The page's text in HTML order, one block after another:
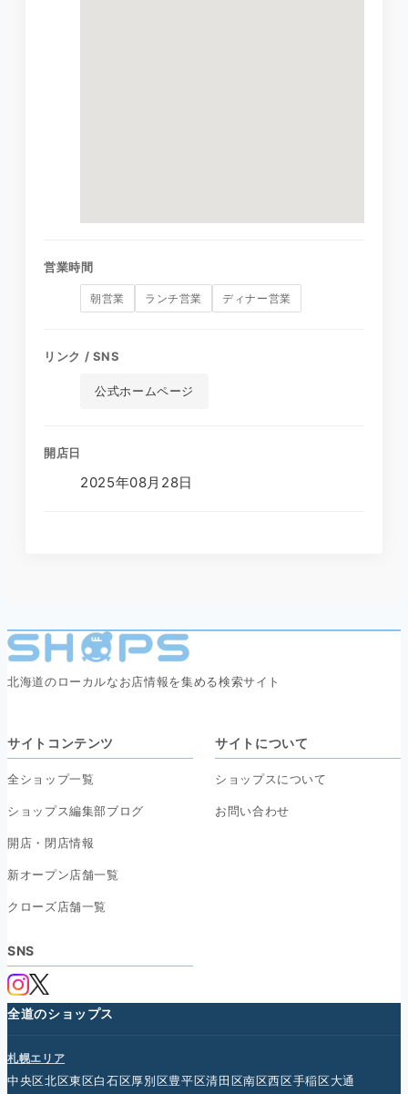
営業時間
朝営業 ランチ営業 ディナー営業
リンク / SNS
公式ホームページ
開店日
2025年08月28日
北海道のローカルなお店情報を集める検索サイト
サイトコンテンツ
全ショップ一覧
ショップス編集部ブログ
開店・閉店情報
新オープン店舗一覧
クローズ店舗一覧
サイトについて
ショップスについて
お問い合わせ
SNS
全道のショップス
札幌エリア
中央区北区東区白石区厚別区豊平区清田区南区西区手稲区大通